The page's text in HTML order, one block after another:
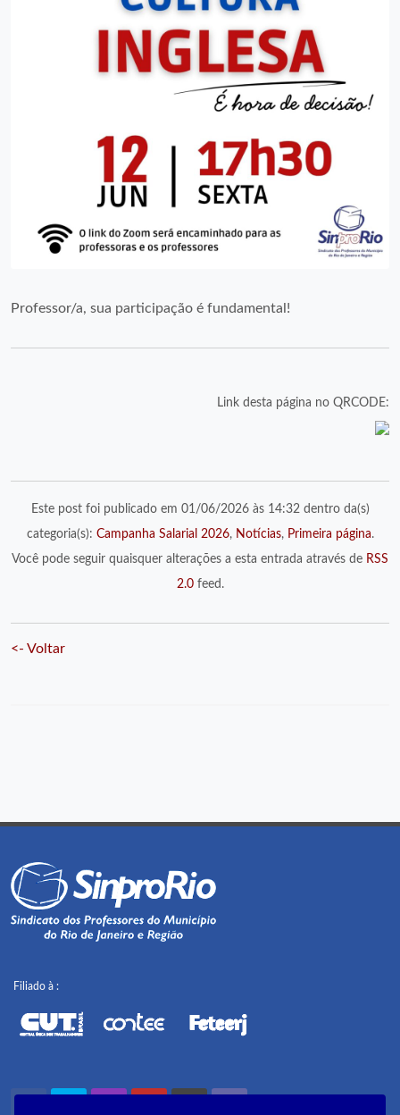
Professor/a, sua participação é fundamental!
Link desta página no QRCODE:
Este post foi publicado em 01/06/2026 às 14:32 dentro da(s)
categoria(s): Campanha Salarial 2026, Notícias, Primeira página.
Você pode seguir quaisquer alterações a esta entrada através de RSS
2.0feed.
<- Voltar
Filiado à :